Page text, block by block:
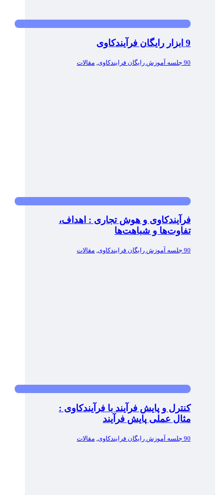
9 ابزار رایگان فرآیندکاوی
90 جلسه آموزش رایگان فرایندکاوی مقالات
فرآیندکاوی و هوش تجاری : اهداف،
تفاوت‌ها و شباهت‌ها
90 جلسه آموزش رایگان فرایندکاوی , مقالات
کنترل و پایش فرآیند با فرآیندکاوی :
مثال عملی پایش فرآیند
90 جلسه آموزش رایگان فرایندکاوی مقالات